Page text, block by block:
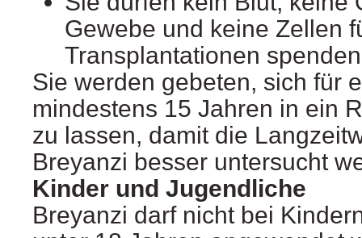
Gewebe und keine Zellen
Transplantationen
Sie werden gebeten, sich für
mindestens 15 Jahren in ein
zu lassen, damit die
Breyanzi besser untersucht
Kinder und Jugendliche
Breyanzi darf nicht bei